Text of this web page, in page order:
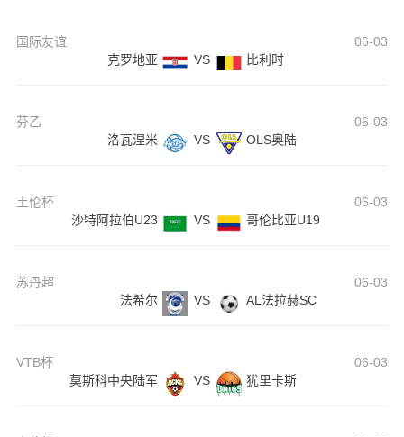
国际友谊
06-03
克罗地亚
VS 比利时
芬乙
06-03
洛瓦涅米
VS OLS奥陆
土伦杯
06-03
沙特阿拉伯U23
VS 哥伦比亚U19
苏丹超
06-03
法希尔
VS AL法拉赫SC
VTB杯
06-03
莫斯科中央陆军
VS 犹里卡斯